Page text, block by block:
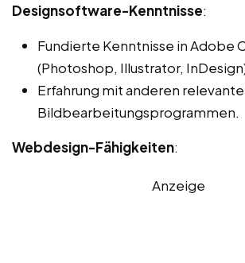
Designsoftware-Kenntnisse:
Fundierte Kenntnisse in Adobe
(Photoshop, Illustrator,
Erfahrung mit anderen
Bildbearbeitungsprogrammen.
Webdesign-Fähigkeiten:
Anzeige